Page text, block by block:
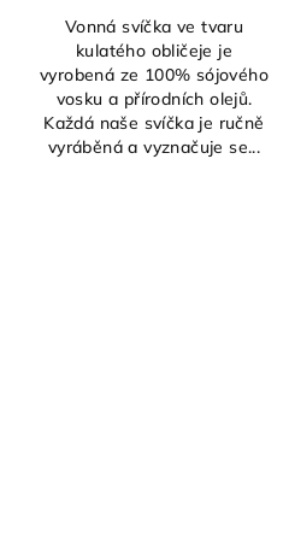
Vonná svíčka ve tvaru
kulatého obličeje je
vyrobená ze 100% sójového
vosku a přírodních olejů.
Každá naše svíčka je ručně
vyráběná a vyznačuje se...